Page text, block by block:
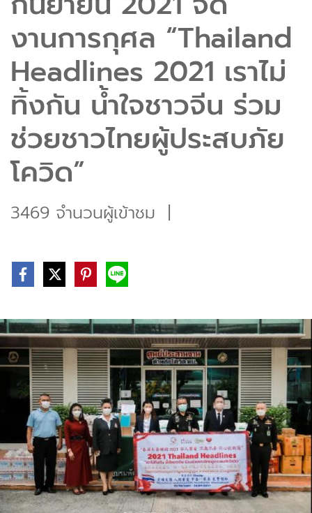
งานการกุศล “Thailand
Headlines 2021 เราไม่
ทิ้งกัน น้ำใจชาวจีน ร่วม
ช่วยชาวไทยผู้ประสบภัย
โควิด”
3469 จำนวนผู้เข้าชม |